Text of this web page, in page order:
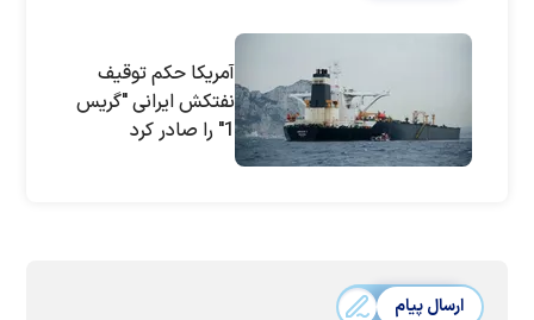
آمریکا حکم توقیف
نفتکش ایرانی "گریس
1" را صادر کرد
ارسال پیام